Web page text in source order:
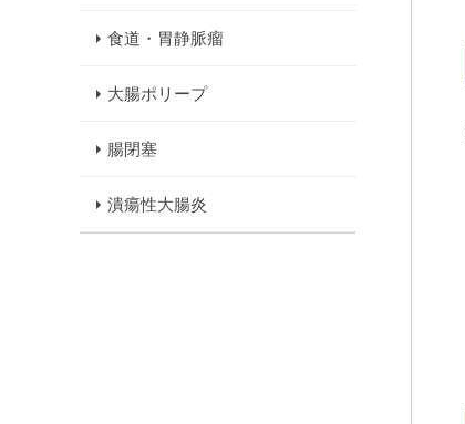
食道・胃静脈瘤
大腸ポリープ
腸閉塞
潰瘍性大腸炎